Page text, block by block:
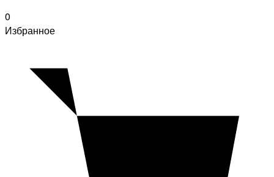
0
Избранное